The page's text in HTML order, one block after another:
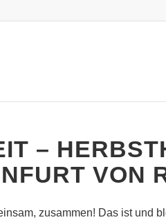
–
VON
zusammen! Das ist und